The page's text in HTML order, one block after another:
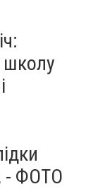
школу
- ФОТО